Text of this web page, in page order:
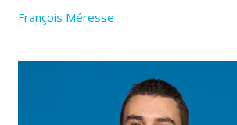
François Méresse